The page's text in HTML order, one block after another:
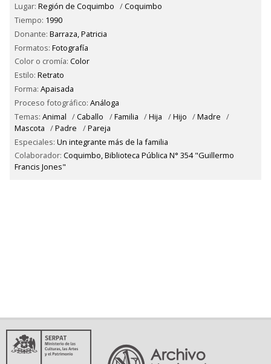
Lugar: Región de Coquimbo /Coquimbo
Tiempo: 1990
Donante: Barraza, Patricia
Formatos: Fotografía
Color o cromía: Color
Estilo: Retrato
Forma: Apaisada
Proceso fotográfico: Análoga
Temas: Animal /Caballo /Familia /Hija /Hijo /Madre /
Mascota /Padre /Pareja
Especiales: Un integrante más de la familia
Colaborador: Coquimbo, Biblioteca Pública N° 354 "Guillermo
Francis Jones"